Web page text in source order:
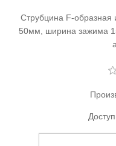
Садовая
Струбцина F-образная
50мм, ширина зажима